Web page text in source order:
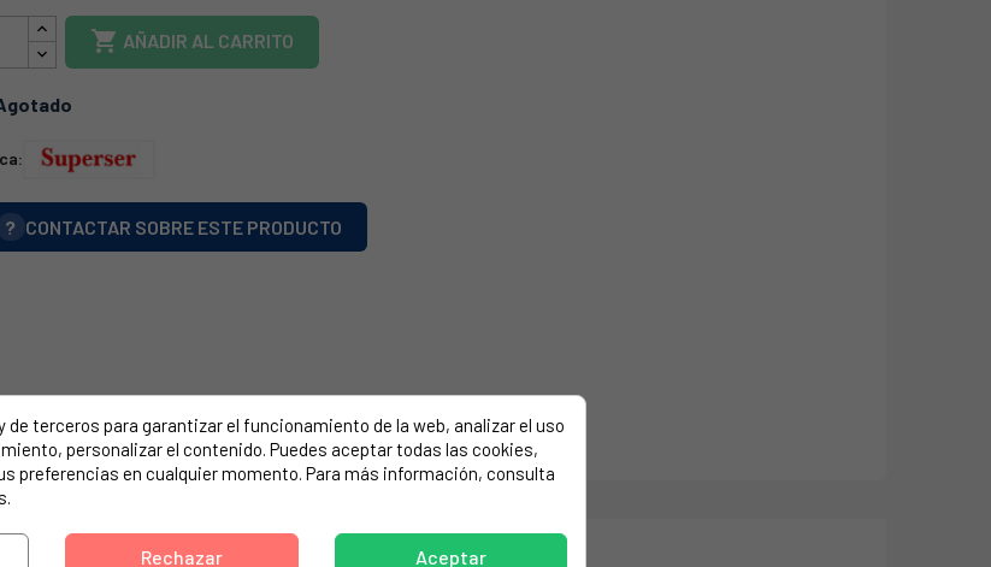
 AÑADIR AL CARRITO
? CONTACTAR SOBRE ESTE PRODUCTO
de terceros para garantizar el funcionamiento de la web, analizar el uso
personalizar el contenido. Puedes aceptar todas las cookies,
preferencias en cualquier momento. Para más información, consulta
Rechazar Aceptar